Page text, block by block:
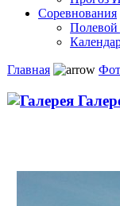
Соревнования
Главная